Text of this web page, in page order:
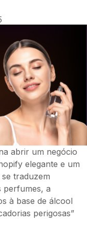
abrir um negócio
elegante e um
traduzem
perfumes, a
à base de álcool
perigosas”